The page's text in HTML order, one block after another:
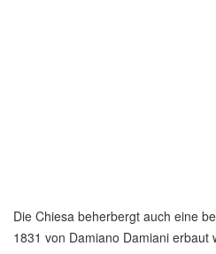
​Die Chiesa beherbergt auch eine
1831 von Damiano Damiani erbaut